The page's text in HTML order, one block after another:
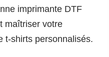
imprimante DTF
maîtriser votre
t-shirts personnalisés.